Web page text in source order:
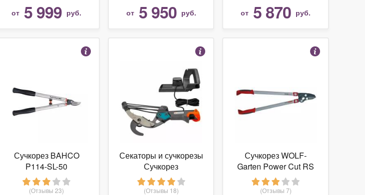
от 5 999 руб. от 5 950 руб. от 5 870 руб.
Сучкорез BAHCO
P114-SL-50
(Отзывы 23)
Секаторы и сучкорезы
Сучкорез
комбисистемы BL
GARDENA
(Отзывы 18)
Сучкорез WOLF-
Garten Power Cut RS
750
(Отзывы 7)